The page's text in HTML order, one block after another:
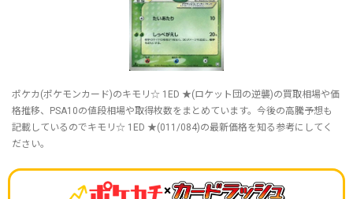
ポケカ(ポケモンカード)のキモリ☆ 1ED ★(ロケット団の逆襲)の買取相場や価
格推移、PSA10の値段相場や取得枚数をまとめています。今後の高騰予想も
記載しているのでキモリ☆ 1ED ★(011/084)の最新価格を知る参考にしてく
ださい。
×